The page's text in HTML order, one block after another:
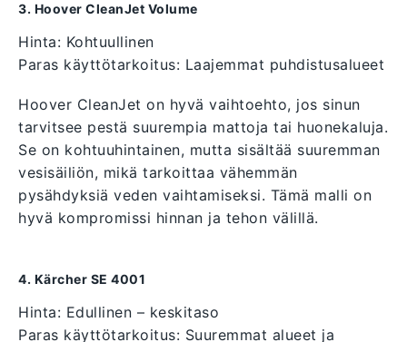
3. Hoover CleanJet Volume
Hinta: Kohtuullinen
Paras käyttötarkoitus: Laajemmat puhdistusalueet
Hoover CleanJet on hyvä vaihtoehto, jos sinun
tarvitsee pestä suurempia mattoja tai huonekaluja.
Se on kohtuuhintainen, mutta sisältää suuremman
vesisäiliön, mikä tarkoittaa vähemmän
pysähdyksiä veden vaihtamiseksi. Tämä malli on
hyvä kompromissi hinnan ja tehon välillä.
4. Kärcher SE 4001
Hinta: Edullinen – keskitaso
Paras käyttötarkoitus: Suuremmat alueet ja